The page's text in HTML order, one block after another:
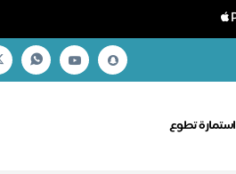
استمارة تطوع